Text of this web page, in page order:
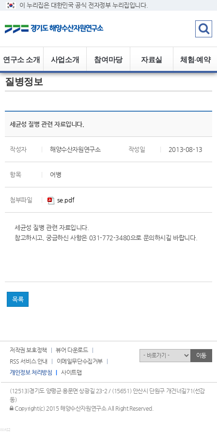
이 누리집은 대한민국 공식 전자정부 누리집입니다.
체험·예약
자료실
참여마당
사업소개
연구소 소개
질병정보
세균성 질병 관련 자료입니다.
작성자 해양수산자원연구소 작성일 2013-08-13
항목 어병
첨부파일 se.pdf
세균성 질병 관련 자료입니다.
참고하시고, 궁금하신 사항은 031-772-3480으로 문의하시길 바랍니다.
목록
저작권 보호정책
뷰어 다운로드
RSS 서비스 안내
이메일무단수집거부
개인정보 처리방침
사이트맵
(12513)경기도 양평군 용문면 상광길 23-2 / (15651) 안산시 단원구 개건너길71(선감
동)
관리자 로그인
Copyright(c) 2015 해양수산자원연구소 All Right Reserved.
유관기관 이동
WAS2